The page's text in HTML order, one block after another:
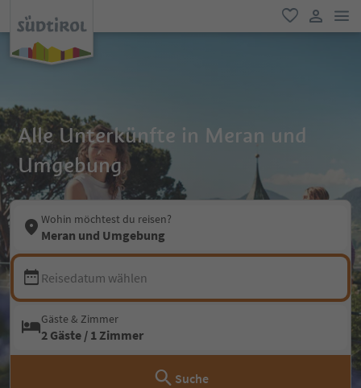
favorit
user link
Alle Unterkünfte in Meran und
Umgebung
Wohin möchtest du reisen?
Meran und Umgebung
Reisedatum wählen
Gäste & Zimmer
2 Gäste / 1 Zimmer
Suche